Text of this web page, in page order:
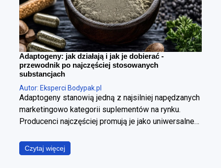
Adaptogeny: jak działają i jak je dobierać -
przewodnik po najczęściej stosowanych
substancjach
Autor: Eksperci Bodypak.pl
Adaptogeny stanowią jedną z najsilniej napędzanych
marketingowo kategorii suplementów na rynku.
Producenci najczęściej promują je jako uniwersalne
snu, wzrost poziomu energii, wyostrzenie
koncentracji, redukcję stresu oraz wzmocnienie
Czytaj więcej